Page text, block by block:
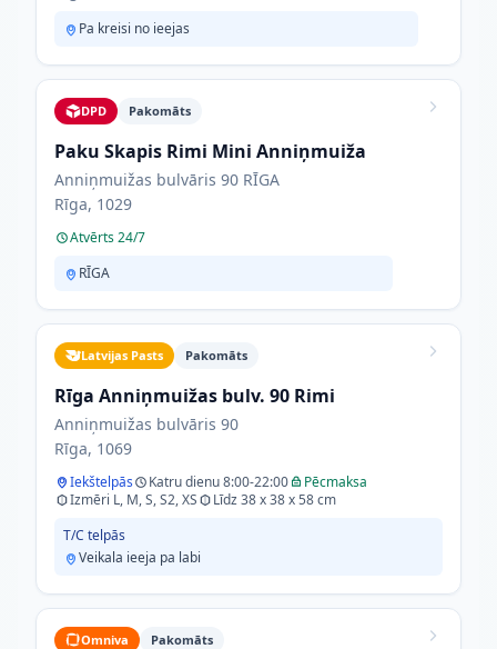
Pa kreisi no ieejas
DPD Pakomāts
Paku Skapis Rimi Mini Anniņmuiža
Anniņmuižas bulvāris 90 RĪGA
Rīga, 1029
Atvērts 24/7
RĪGA
Latvijas Pasts Pakomāts
Rīga Anniņmuižas bulv. 90 Rimi
Anniņmuižas bulvāris 90
Rīga, 1069
Iekštelpās Katru dienu 8:00-22:00
Pēcmaksa
Izmēri L, M, S, S2, XS
Līdz 38 x 38 x 58 cm
T/C telpās
Veikala ieeja pa labi
Omniva Pakomāts